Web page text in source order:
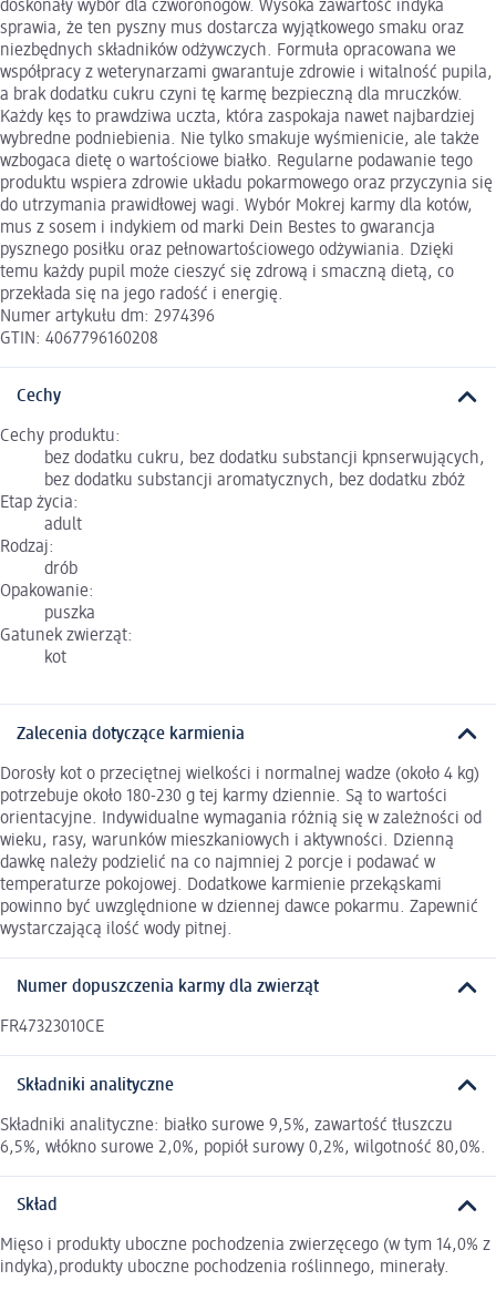
doskonały wybór dla czworonogów. Wysoka zawartość indyka
sprawia, że ten pyszny mus dostarcza wyjątkowego smaku oraz
niezbędnych składników odżywczych. Formuła opracowana we
współpracy z weterynarzami gwarantuje zdrowie i witalność pupila,
a brak dodatku cukru czyni tę karmę bezpieczną dla mruczków.
Każdy kęs to prawdziwa uczta, która zaspokaja nawet najbardziej
wybredne podniebienia. Nie tylko smakuje wyśmienicie, ale także
wzbogaca dietę o wartościowe białko. Regularne podawanie tego
produktu wspiera zdrowie układu pokarmowego oraz przyczynia się
do utrzymania prawidłowej wagi. Wybór Mokrej karmy dla kotów,
mus z sosem i indykiem od marki Dein Bestes to gwarancja
pysznego posiłku oraz pełnowartościowego odżywiania. Dzięki
temu każdy pupil może cieszyć się zdrową i smaczną dietą, co
przekłada się na jego radość i energię.
Numer artykułu dm: 2974396
GTIN: 4067796160208
Cechy
Cechy produktu:
bez dodatku cukru, bez dodatku substancji kpnserwujących,
bez dodatku substancji aromatycznych, bez dodatku zbóż
Etap życia:
adult
Rodzaj:
drób
Opakowanie:
puszka
Gatunek zwierząt:
kot
Zalecenia dotyczące karmienia
Dorosły kot o przeciętnej wielkości i normalnej wadze (około 4 kg)
potrzebuje około 180-230 g tej karmy dziennie. Są to wartości
orientacyjne. Indywidualne wymagania różnią się w zależności od
wieku, rasy, warunków mieszkaniowych i aktywności. Dzienną
dawkę należy podzielić na co najmniej 2 porcje i podawać w
temperaturze pokojowej. Dodatkowe karmienie przekąskami
powinno być uwzględnione w dziennej dawce pokarmu. Zapewnić
wystarczającą ilość wody pitnej.
Numer dopuszczenia karmy dla zwierząt
FR47323010CE
Składniki analityczne
Składniki analityczne: białko surowe 9,5%, zawartość tłuszczu
6,5%, włókno surowe 2,0%, popiół surowy 0,2%, wilgotność 80,0%.
Skład
Mięso i produkty uboczne pochodzenia zwierzęcego (w tym 14,0% z
indyka),produkty uboczne pochodzenia roślinnego, minerały.